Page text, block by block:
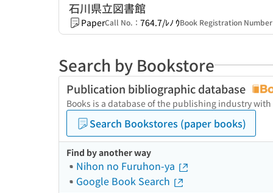
石川県立図書館
PaperCall No.： 764.7/ﾚﾉ ｳBook Registration
Search by Bookstore
Publication bibliographic database
Books is a database of the publishing industry
Search Bookstores (paper books)
Find by another way
Nihon no Furuhon-ya
Google Book Search